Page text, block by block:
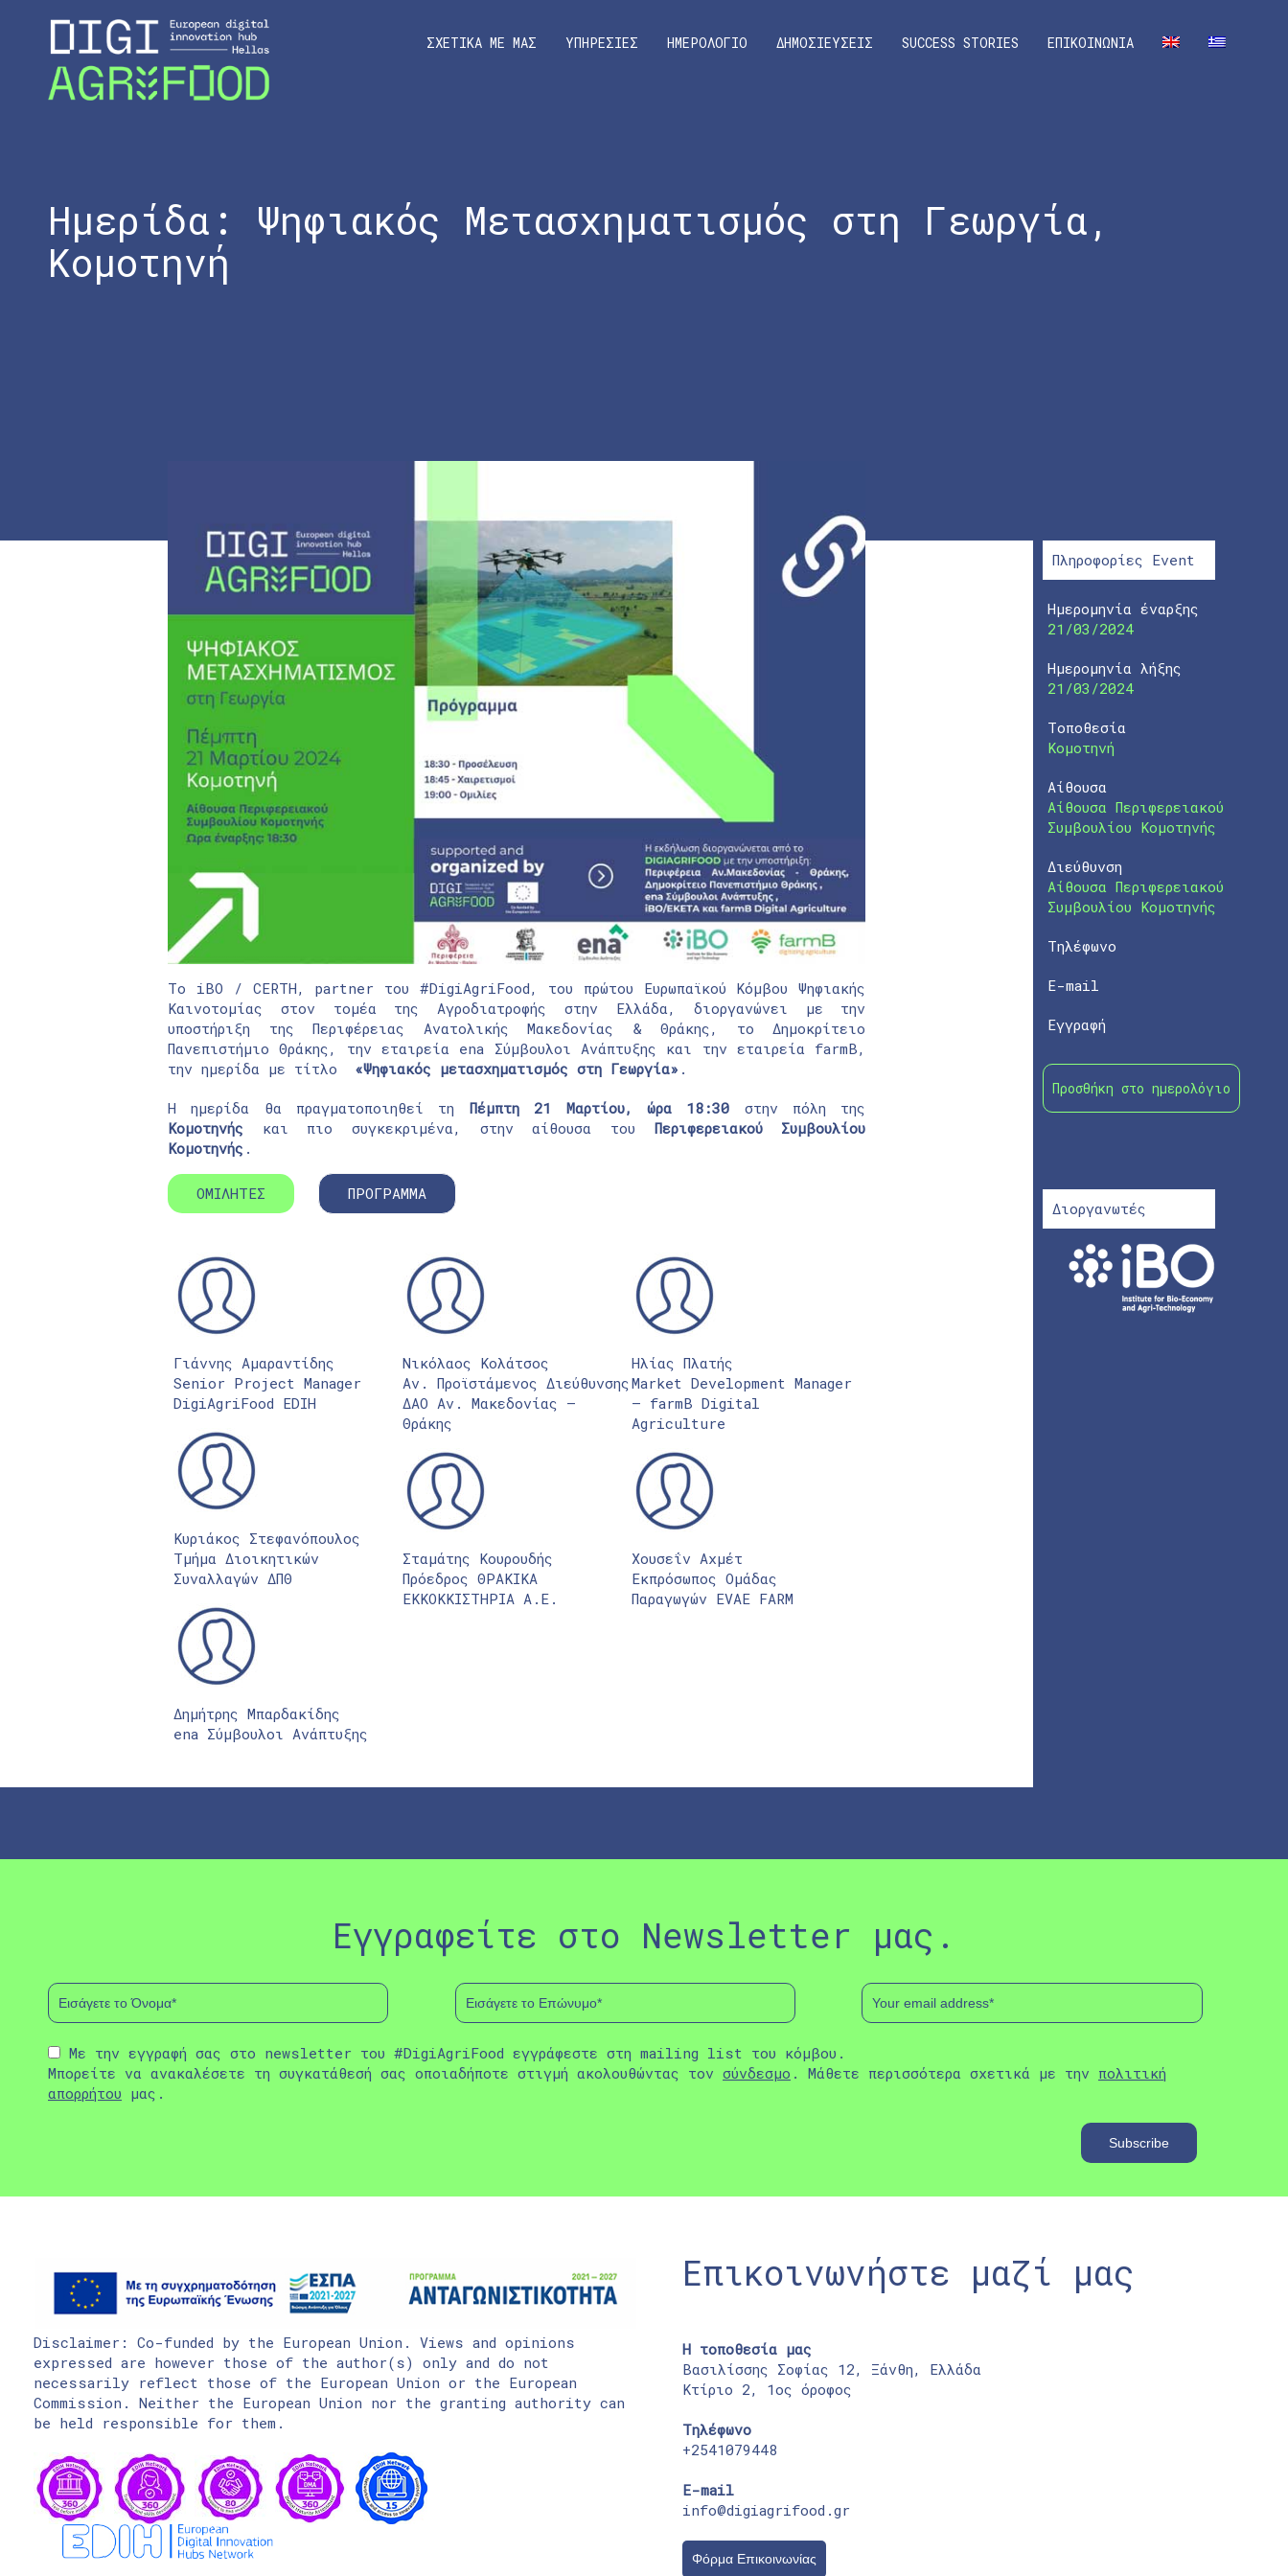
ΣΧΕΤΙΚΑ ΜΕ ΜΑΣ ΥΠΗΡΕΣΙΕΣ ΗΜΕΡΟΛΟΓΙΟ ΔΗΜΟΣΙΕΥΣΕΙΣ SUCCESS STORIES ΕΠΙΚΟΙΝΩΝΙΑ
Ημερίδα: Ψηφιακός Μετασχηματισμός στη Γεωργία,
Κομοτηνή
Το iBO / CERTH, partner του #DigiAgriFood, του πρώτου Ευρωπαϊκού Κόμβου Ψηφιακής
Καινοτομίας στον τομέα της Αγροδιατροφής στην Ελλάδα, διοργανώνει με την
υποστήριξη της Περιφέρειας Ανατολικής Μακεδονίας & Θράκης, το Δημοκρίτειο
Πανεπιστήμιο Θράκης, την εταιρεία ena Σύμβουλοι Ανάπτυξης και την εταιρεία farmB,
την ημερίδα με τίτλο «Ψηφιακός μετασχηματισμός στη Γεωργία» .
Η ημερίδα θα πραγματοποιηθεί τη Πέμπτη 21 Μαρτίου, ώρα 18:30 στην πόλη της
Κομοτηνής και πιο συγκεκριμένα, στην αίθουσα του Περιφερειακού Συμβουλίου
Κομοτηνής .
ΟΜΙΛΗΤΕΣ ΠΡΟΓΡΑΜΜΑ
Γιάννης Αμαραντίδης
Senior Project Manager
DigiAgriFood EDIH
Κυριάκος Στεφανόπουλος
Τμήμα Διοικητικών
Συναλλαγών ΔΠΘ
Δημήτρης Μπαρδακίδης
ena Σύμβουλοι Ανάπτυξης
Νικόλαος Κολάτσος
Αν. Προϊστάμενος Διεύθυνσης
ΔΑΟ Αν. Μακεδονίας –
Θράκης
Σταμάτης Κουρουδής
Πρόεδρος ΘΡΑΚΙΚΑ
ΕΚΚΟΚΚΙΣΤΗΡΙΑ Α.Ε.
Ηλίας Πλατής
Market Development Manager
– farmB Digital
Agriculture
Χουσεΐν Αχμέτ
Εκπρόσωπος Ομάδας
Παραγωγών EVAE FARM
Πληροφορίες Event
Ημερομηνία έναρξης
21/03/2024
Ημερομηνία λήξης
21/03/2024
Τοποθεσία
Κομοτηνή
Αίθουσα
Αίθουσα Περιφερειακού
Συμβουλίου Κομοτηνής
Διεύθυνση
Αίθουσα Περιφερειακού
Συμβουλίου Κομοτηνής
Τηλέφωνο
E-mail
Εγγραφή
Προσθήκη στο ημερολόγιο
Διοργανωτές
Εγγραφείτε στο Newsletter μας.
Με την εγγραφή σας στο newsletter του #DigiAgriFood εγγράφεστε στη mailing list του κόμβου.
Μπορείτε να ανακαλέσετε τη συγκατάθεσή σας οποιαδήποτε στιγμή ακολουθώντας τον σύνδεσμο . Μάθετε περισσότερα σχετικά με την πολιτική
απορρήτου μας.
Disclaimer: Co-funded by the European Union. Views and opinions
expressed are however those of the author(s) only and do not
necessarily reflect those of the European Union or the European
Commission. Neither the European Union nor the granting authority can
be held responsible for them.
Επικοινωνήστε μαζί μας
Η τοποθεσία μας
Βασιλίσσης Σοφίας 12, Ξάνθη, Ελλάδα
Κτίριο 2, 1ος όροφος
Τηλέφωνο
+2541079448
E-mail
info@digiagrifood.gr
Φόρμα Επικοινωνίας